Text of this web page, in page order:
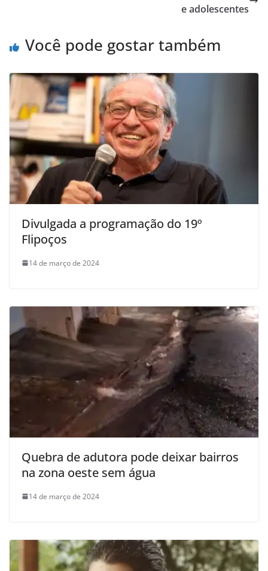
e adolescentes
Você pode gostar também
Divulgada a programação do 19º
Flipoços
14 de março de 2024
Quebra de adutora pode deixar bairros
na zona oeste sem água
14 de março de 2024